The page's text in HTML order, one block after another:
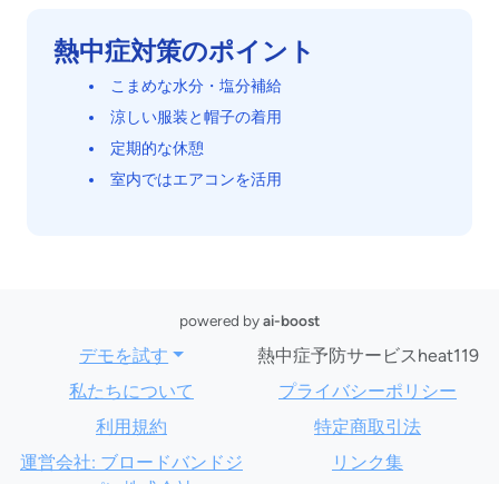
熱中症対策のポイント
こまめな水分・塩分補給
涼しい服装と帽子の着用
定期的な休憩
室内ではエアコンを活用
powered byai-boost
デモを試す
熱中症予防サービスheat119
私たちについて
プライバシーポリシー
利用規約
特定商取引法
運営会社: ブロードバンドジ
リンク集